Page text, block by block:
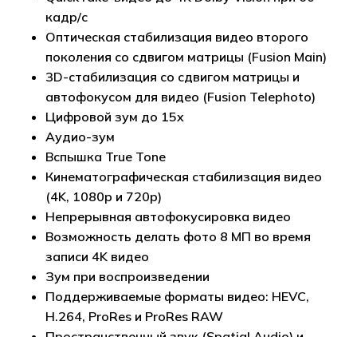
кадр/с
Оптическая стабилизация видео второго
поколения со сдвигом матрицы (Fusion Main)
3D-стабилизация со сдвигом матрицы и
автофокусом для видео (Fusion Telephoto)
Цифровой зум до 15x
Аудио-зум
Вспышка True Tone
Кинематографическая стабилизация видео
(4K, 1080p и 720p)
Непрерывная автофокусировка видео
Возможность делать фото 8 МП во время
записи 4K видео
Зум при воспроизведении
Поддерживаемые форматы видео: HEVC,
H.264, ProRes и ProRes RAW